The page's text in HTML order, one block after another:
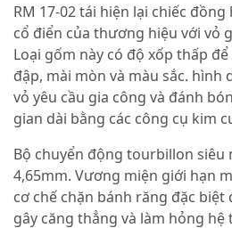
RM 17-02 tái hiện lại chiếc
cổ điển của thương hiệu với vỏ
Loại gốm này có độ xốp thấp
đập, mài mòn và màu sắc. hình
vỏ yêu cầu gia công và đánh
gian dài bằng các công cụ kim
Bộ chuyển động tourbillon siêu
4,65mm. Vương miện giới hạn
cơ chế chặn bánh răng đặc biệt
gây căng thẳng và làm hỏng